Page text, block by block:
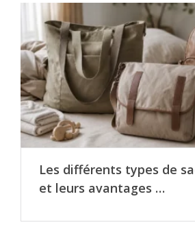
Les différents types de
et leurs avantages …